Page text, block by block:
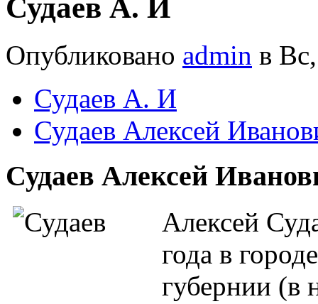
Судаев А. И
Опубликовано admin в
Судаев А. И
Судаев Алексей
Судаев Алексей
Алексей
года в
губернии (в